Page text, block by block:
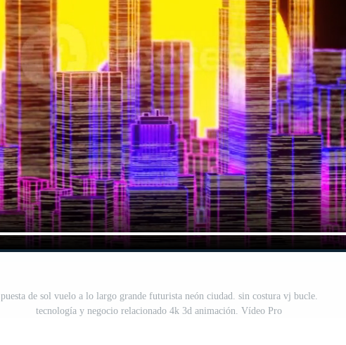
puesta de sol vuelo a lo largo grande futurista neón ciudad. sin costura vj bucle.
tecnología y negocio relacionado 4k 3d animación. Vídeo Pro